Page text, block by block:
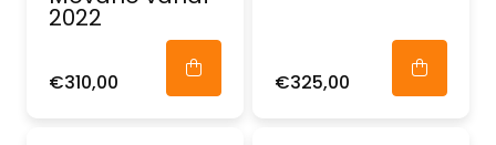
2022
€310,00 €325,00